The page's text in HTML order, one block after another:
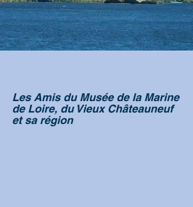
Les Amis du Musée de la Marine
de Loire, du Vieux Châteauneuf
et sa région